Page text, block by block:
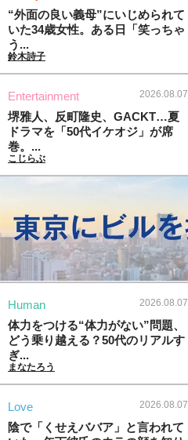
“外面の良い義母”にいじめられて
いた34歳女性。ある日「笑っちゃ
う...
鈴木詩子
Entertainment 2026.08.07
堺雅人、反町隆史、GACKT…夏
ドラマを「50代イケオジ」が席
巻。...
こじらぶ
Human 2026.08.07
体力をつける“体力がない”問題、
どう乗り越える？50代のリアルす
ぎ...
まなたろう
Love 2026.08.07
陰で「くせえババア」と言われて